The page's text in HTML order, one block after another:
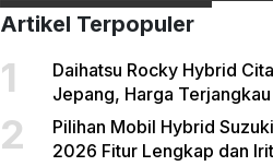
Artikel Terpopuler
1
Daihatsu Rocky Hybrid
Jepang, Harga Terjangkau
2
Pilihan Mobil Hybrid
2026 Fitur Lengkap dan